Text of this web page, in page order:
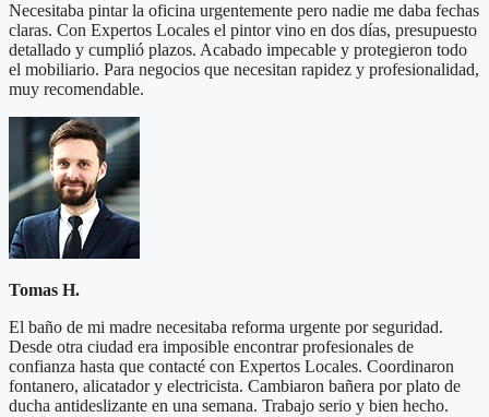
Necesitaba pintar la oficina urgentemente pero nadie me daba fechas
claras. Con Expertos Locales el pintor vino en dos días, presupuesto
detallado y cumplió plazos. Acabado impecable y protegieron todo
el mobiliario. Para negocios que necesitan rapidez y profesionalidad,
muy recomendable.
Tomas H.
El baño de mi madre necesitaba reforma urgente por seguridad.
Desde otra ciudad era imposible encontrar profesionales de
confianza hasta que contacté con Expertos Locales. Coordinaron
fontanero, alicatador y electricista. Cambiaron bañera por plato de
ducha antideslizante en una semana. Trabajo serio y bien hecho.